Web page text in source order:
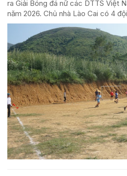
ra Giải Bóng đá nữ các DTTS Việt
năm 2026. Chủ nhà Lào Cai có 4